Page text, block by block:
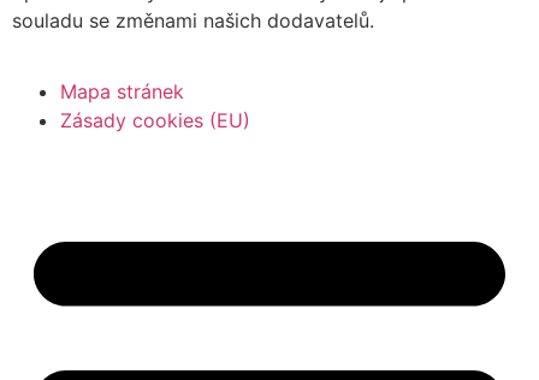
souladu se změnami našich dodavatelů.
Mapa stránek
Zásady cookies (EU)